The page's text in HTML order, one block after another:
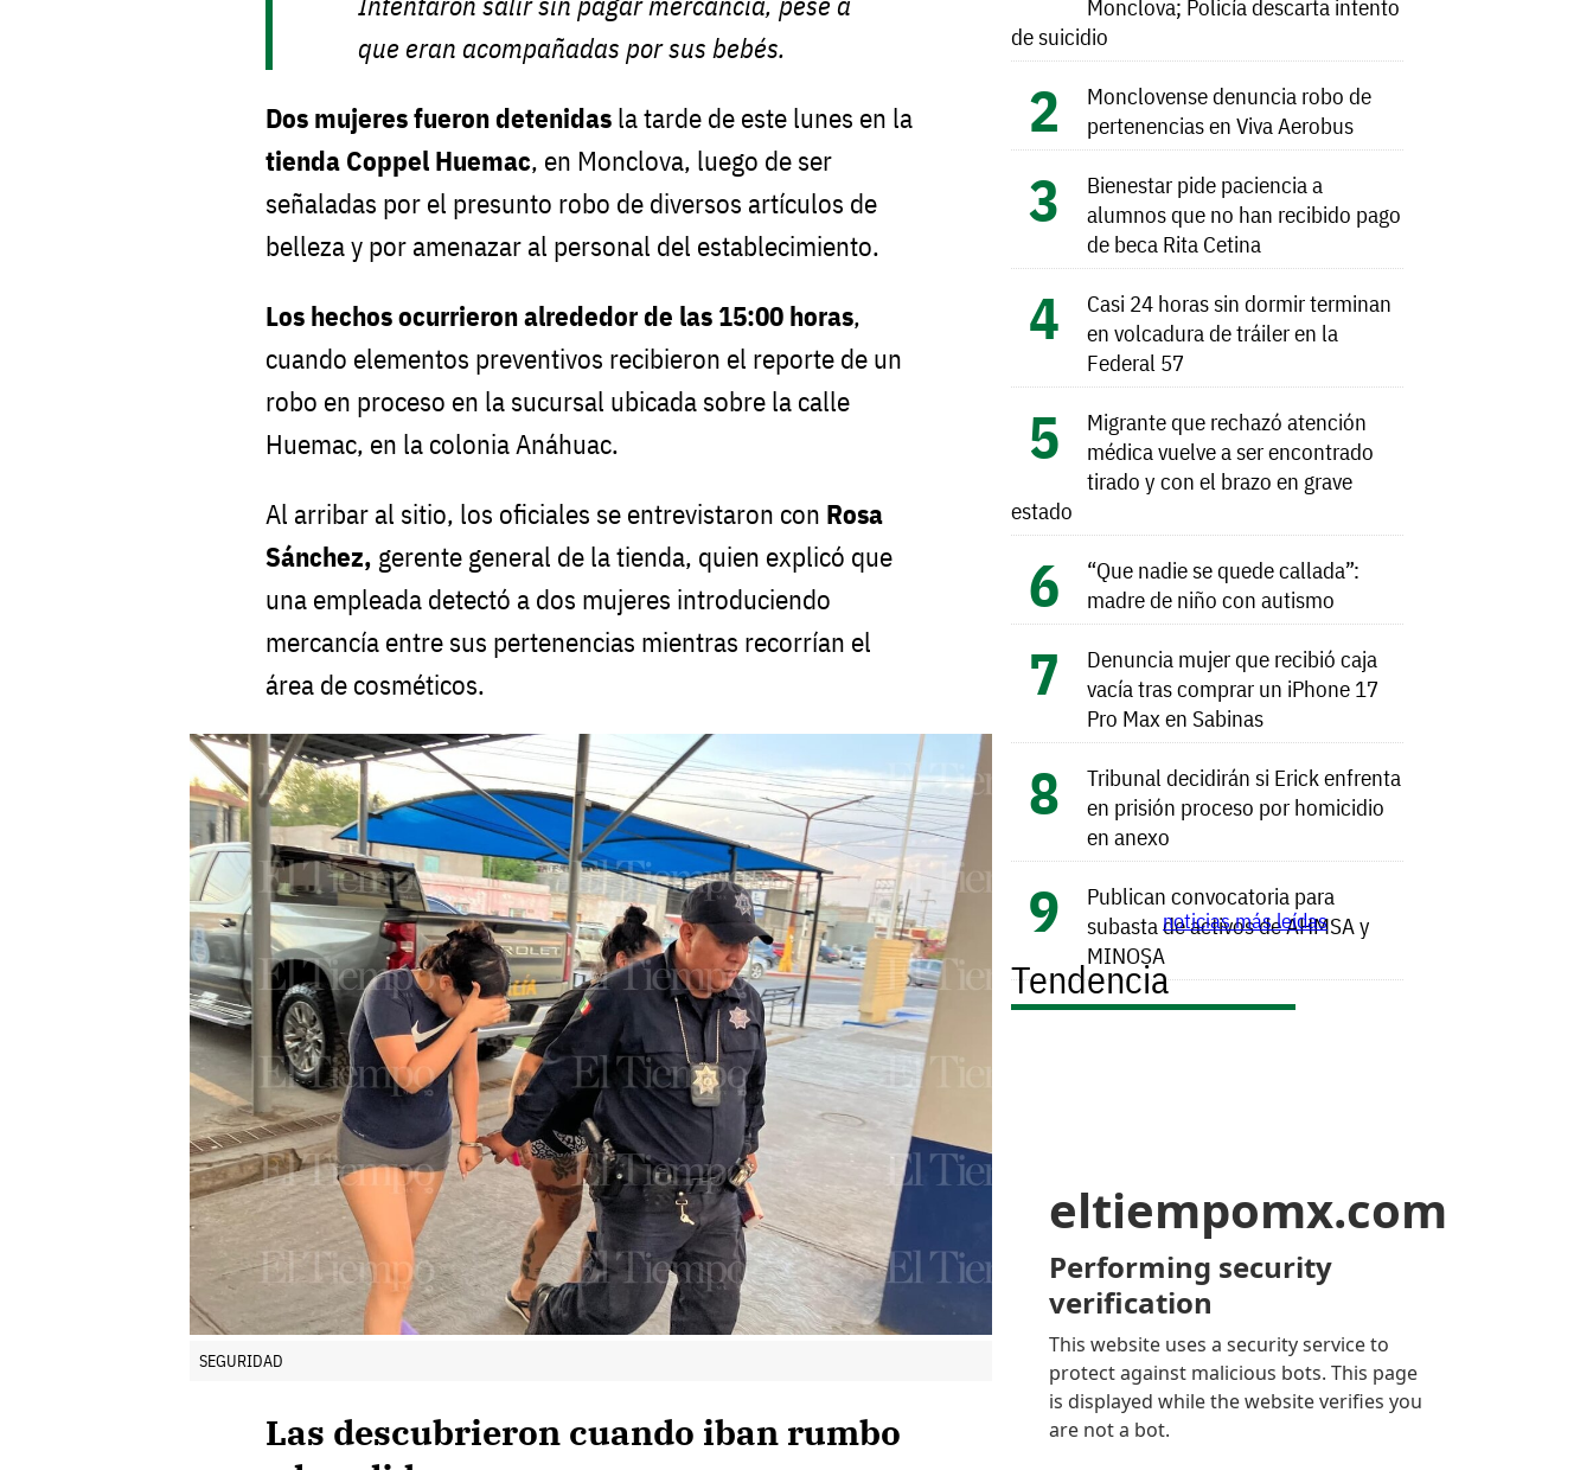
que eran acompañadas por sus bebés.
Dos mujeres fueron detenidas la tarde de este lunes en la
tienda Coppel Huemac, en Monclova, luego de ser
señaladas por el presunto robo de diversos artículos de
belleza y por amenazar al personal del establecimiento.
Los hechos ocurrieron alrededor de las 15:00 horas,
cuando elementos preventivos recibieron el reporte de un
robo en proceso en la sucursal ubicada sobre la calle
Huemac, en la colonia Anáhuac.
Al arribar al sitio, los oficiales se entrevistaron con Rosa
Sánchez, gerente general de la tienda, quien explicó que
una empleada detectó a dos mujeres introduciendo
mercancía entre sus pertenencias mientras recorrían el
área de cosméticos.
SEGURIDAD
Las descubrieron cuando iban rumbo
Monclova; Policía descarta intento
de suicidio
Monclovense denuncia robo de
pertenencias en Viva Aerobus
Bienestar pide paciencia a
alumnos que no han recibido pago
de beca Rita Cetina
Casi 24 horas sin dormir terminan
en volcadura de tráiler en la
Federal 57
Migrante que rechazó atención
médica vuelve a ser encontrado
tirado y con el brazo en grave
estado
“Que nadie se quede callada”:
madre de niño con autismo
Denuncia mujer que recibió caja
vacía tras comprar un iPhone 17
Pro Max en Sabinas
Tribunal decidirán si Erick enfrenta
en prisión proceso por homicidio
en anexo
Publican convocatoria para
subasta de activos de AHMSA y
MINOSA
noticias más leídas
Tendencia